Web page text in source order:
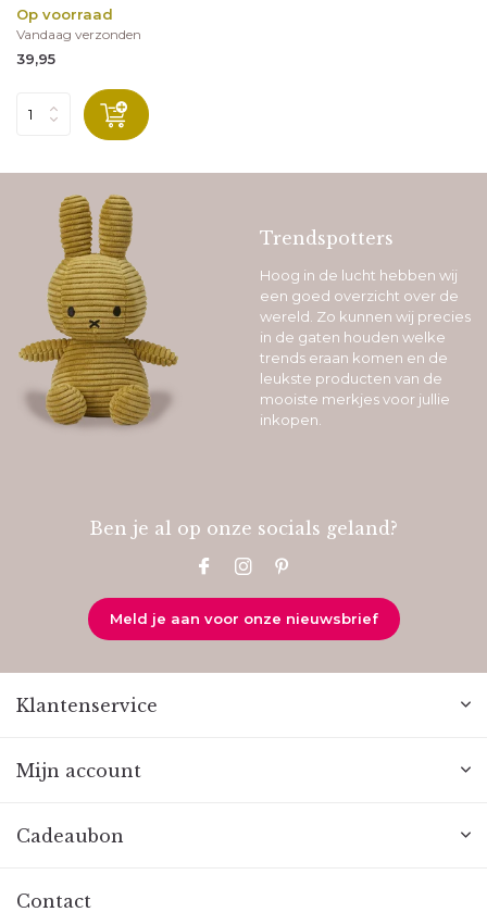
Op voorraad
Vandaag verzonden
39,95
Trendspotters
Hoog in de lucht hebben wij
een goed overzicht over de
wereld. Zo kunnen wij precies
in de gaten houden welke
trends eraan komen en de
leukste producten van de
mooiste merkjes voor jullie
inkopen.
Ben je al op onze socials geland?
Meld je aan voor onze nieuwsbrief
Klantenservice
Mijn account
Cadeaubon
Contact